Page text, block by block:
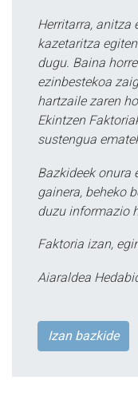
Herritarra, anitza
kazetaritza
dugu. Baina
ezinbestekoa
hartzaile zaren
Ekintzen
sustengua
Bazkideek onura
gainera, beheko
duzu informazio
Faktoria izan,
Aiaraldea
Izan bazkide